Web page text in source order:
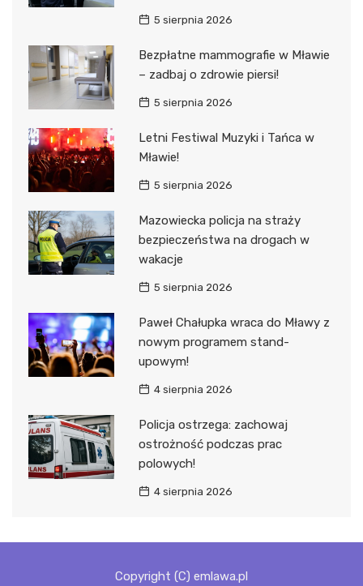
5 sierpnia 2026
Bezpłatne mammografie w Mławie
– zadbaj o zdrowie piersi!
5 sierpnia 2026
Letni Festiwal Muzyki i Tańca w
Mławie!
5 sierpnia 2026
Mazowiecka policja na straży
bezpieczeństwa na drogach w
wakacje
5 sierpnia 2026
Paweł Chałupka wraca do Mławy z
nowym programem stand-
upowym!
4 sierpnia 2026
Policja ostrzega: zachowaj
ostrożność podczas prac
polowych!
4 sierpnia 2026
Copyright (C) emlawa.pl